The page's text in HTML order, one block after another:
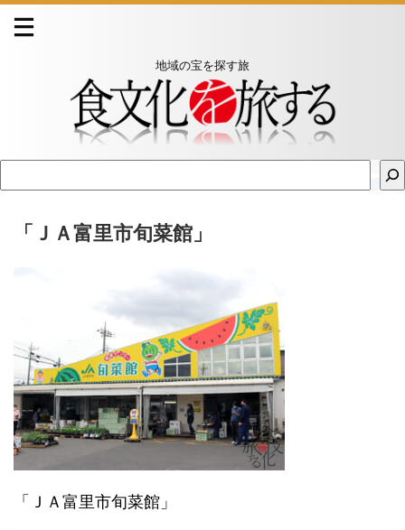
地域の宝を探す旅
「ＪＡ富里市旬菜館」
「ＪＡ富里市旬菜館」